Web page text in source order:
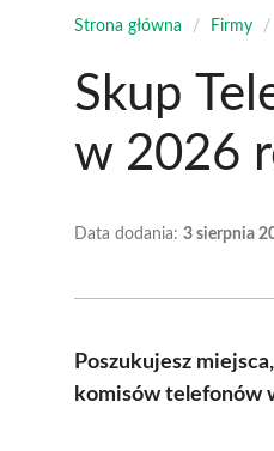
Strona główna / Firmy /
Skup
w 2026
Data dodania: 3 sierpnia
Poszukujesz
komisów telefonów